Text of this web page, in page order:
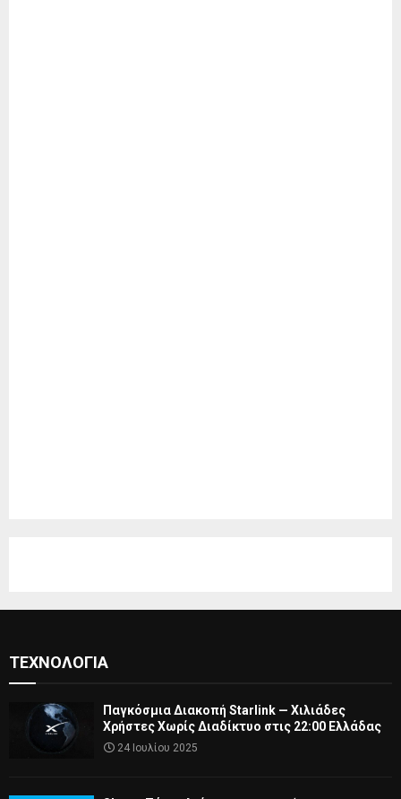
ΤΕΧΝΟΛΟΓΊΑ
Παγκόσμια Διακοπή Starlink — Χιλιάδες
Χρήστες Χωρίς Διαδίκτυο στις 22:00 Ελλάδας
24 Ιουλίου 2025